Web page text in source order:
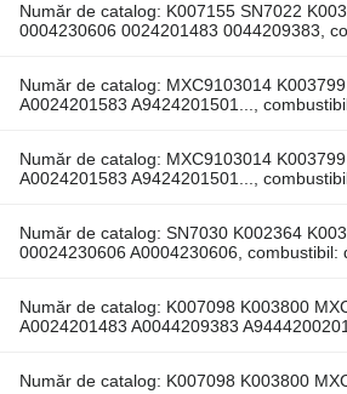
Număr de catalog: K007155 SN7022
0004230606 0024201483 0044209383,
Număr de catalog: MXC9103014
A0024201583 A9424201501...,
Număr de catalog: MXC9103014
A0024201583 A9424201501...,
Număr de catalog: SN7030 K002364
00024230606 A0004230606, combustibil:
Număr de catalog: K007098 K003800
A0024201483 A0044209383
Număr de catalog: K007098 K003800